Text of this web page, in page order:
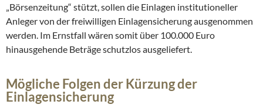
„Börsenzeitung“ stützt, sollen die Einlagen institutioneller
Anleger von der freiwilligen Einlagensicherung ausgenommen
werden. Im Ernstfall wären somit über 100.000 Euro
hinausgehende Beträge schutzlos ausgeliefert.
Mögliche Folgen der Kürzung der
Einlagensicherung